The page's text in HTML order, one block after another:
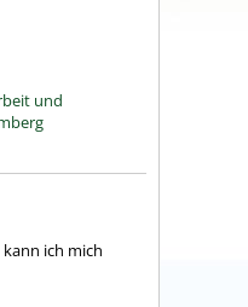
und
ich mich